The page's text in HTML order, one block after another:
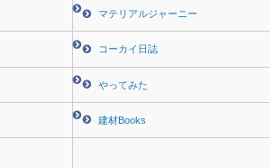
マテリアルジャーニー
コーカイ日誌
やってみた
建材Books